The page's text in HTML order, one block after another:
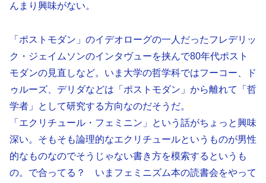
んまり興味がない。
「ポストモダン」のイデオローグの一人だったフレデリッ
ク・ジェイムソンのインタヴューを挟んで80年代ポスト
モダンの見直しなど。いま大学の哲学科ではフーコー、ド
ゥルーズ、デリダなどは「ポストモダン」から離れて「哲
学者」として研究する方向なのだそうだ。
「エクリチュール・フェミニン」という話がちょっと興味
深い。そもそも論理的なエクリチュールというものが男性
的なものなのでそうじゃない書き方を模索するというも
の。で合ってる？ いまフェミニズム本の読書会をやって